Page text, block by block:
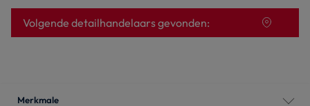
Volgende detailhandelaars gevonden:
Merkmale